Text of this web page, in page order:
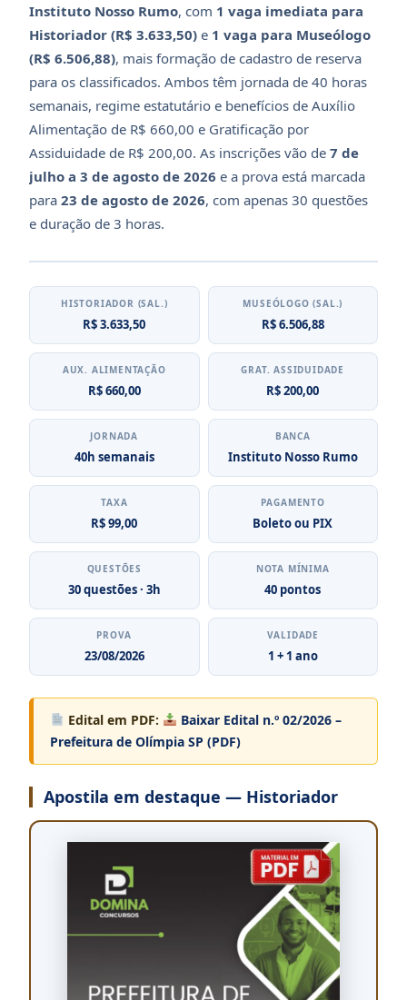
Instituto Nosso Rumo, com 1 vaga imediata para
Historiador (R$ 3.633,50) e 1 vaga para Museólogo
(R$ 6.506,88), mais formação de cadastro de reserva
para os classificados. Ambos têm jornada de 40 horas
semanais, regime estatutário e benefícios de Auxílio
Alimentação de R$ 660,00 e Gratificação por
Assiduidade de R$ 200,00. As inscrições vão de 7 de
julho a 3 de agosto de 2026 e a prova está marcada
para 23 de agosto de 2026, com apenas 30 questões
e duração de 3 horas.
HISTORIADOR (SAL.)
R$ 3.633,50
MUSEÓLOGO (SAL.)
R$ 6.506,88
AUX. ALIMENTAÇÃO
R$ 660,00
GRAT. ASSIDUIDADE
R$ 200,00
JORNADA
40h semanais
BANCA
Instituto Nosso Rumo
TAXA
R$ 99,00
PAGAMENTO
Boleto ou PIX
QUESTÕES
30 questões · 3h
NOTA MÍNIMA
40 pontos
PROVA
23/08/2026
VALIDADE
1 + 1 ano
Edital em PDF:
Baixar Edital n.º 02/2026 –
Prefeitura de Olímpia SP (PDF)
Apostila em destaque — Historiador